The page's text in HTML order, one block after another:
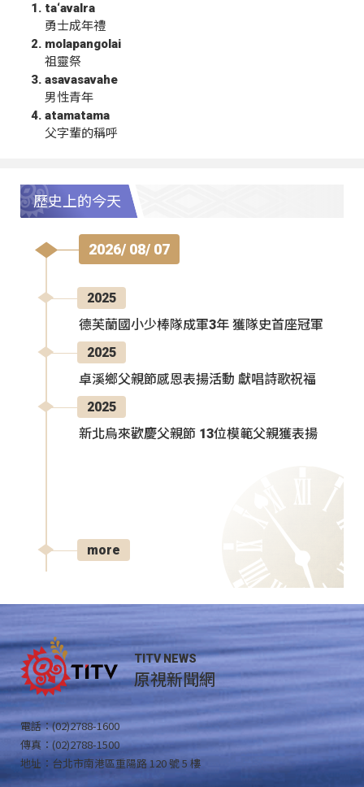
ta‘avalra
勇士成年禮
molapangolai
祖靈祭
asavasavahe
男性青年
atamatama
父字輩的稱呼
歷史上的今天
2026/ 08/ 07
2025
德芙蘭國小少棒隊成軍3年 獲隊史首座冠軍
2025
卓溪鄉父親節感恩表揚活動 獻唱詩歌祝福
2025
新北烏來歡慶父親節 13位模範父親獲表揚
more
TITV NEWS
原視新聞網
電話：(02)2788-1600
傳真：(02)2788-1500
地址：台北市南港區重陽路 120 號 5 樓